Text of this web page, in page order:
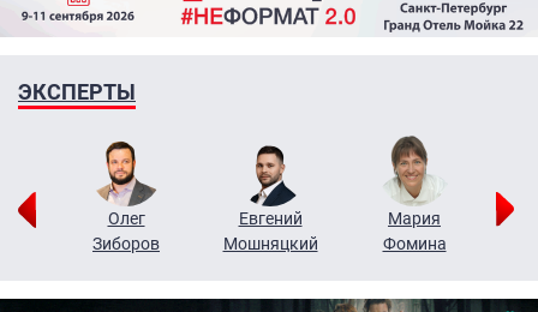
ЭКСПЕРТЫ
Олег
Зиборов
Евгений
Мошняцкий
Мария
Фомина